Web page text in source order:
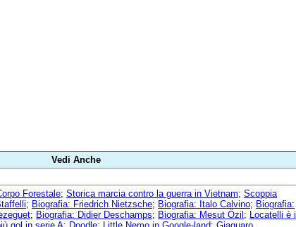
Vedi Anche
Forestale; Storica marcia contro la guerra in Vietnam; Scoppia
; Biografia: Friedrich Nietzsche; Biografia: Italo Calvino; Biografia:
; Biografia: Didier Deschamps; Biografia: Mesut Özil ; Locatelli è il